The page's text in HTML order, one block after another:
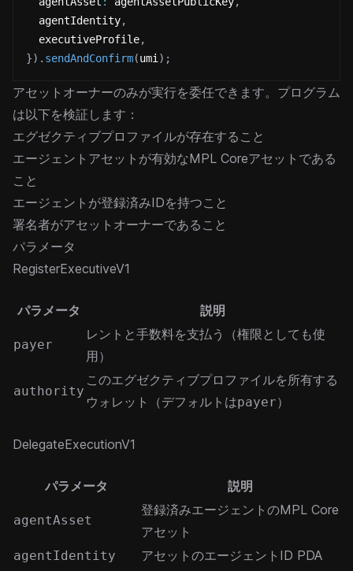
  agentIdentity
,
  executiveProfile
,
}) . sendAndConfirm(umi ) ;
アセットオーナーのみが実行を委任できます。プログラム
は以下を検証します：
エグゼクティブプロファイルが存在すること
エージェントアセットが有効なMPL Coreアセットである
こと
エージェントが登録済みIDを持つこと
署名者がアセットオーナーであること
パラメータ
RegisterExecutiveV1
パラメータ 説明
payer
レントと手数料を支払う（権限としても使
用）
authority
このエグゼクティブプロファイルを所有する
ウォレット（デフォルトはpayer）
DelegateExecutionV1
パラメータ 説明
agentAsset
登録済みエージェントのMPL Core
アセット
agentIdentity アセットのエージェントID PDA